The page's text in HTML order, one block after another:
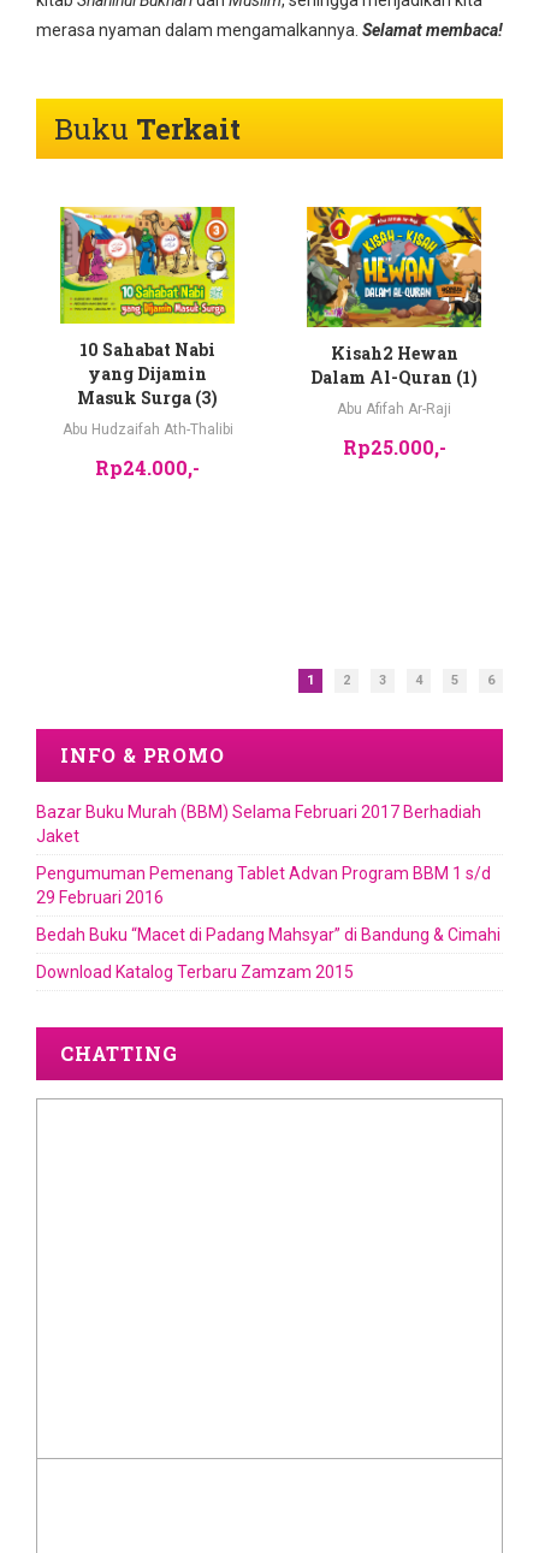
merasa nyaman dalam mengamalkannya. Selamat membaca!
Buku Terkait
10 Sahabat Nabi
yang Dijamin
Masuk Surga (3)
Abu Hudzaifah Ath-Thalibi
Rp24.000,-
Kisah2 Hewan
Dalam Al-Quran (1)
Abu Afifah Ar-Raji
Rp25.000,-
1 2 3 4 5 6
INFO & PROMO
Bazar Buku Murah (BBM) Selama Februari 2017 Berhadiah
Jaket
Pengumuman Pemenang Tablet Advan Program BBM 1 s/d
29 Februari 2016
Bedah Buku “Macet di Padang Mahsyar” di Bandung & Cimahi
Download Katalog Terbaru Zamzam 2015
CHATTING